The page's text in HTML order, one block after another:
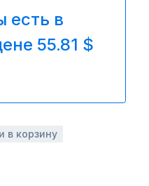
есть в
55.81 $
в корзину